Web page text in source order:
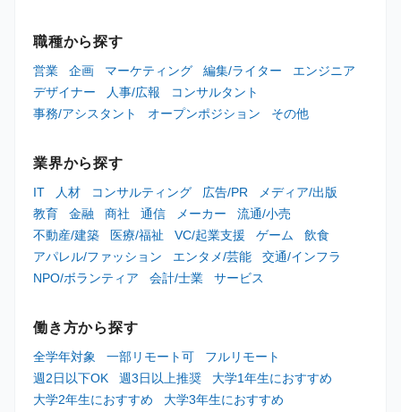
職種から探す
営業 企画 マーケティング 編集/ライター
エンジニア
デザイナー
人事/広報
コンサルタント
事務/アシスタント
オープンポジション その他
業界から探す
IT 人材 コンサルティング 広告/PR
メディア/出版
教育
金融 商社 通信 メーカー
流通/小売
不動産/建築
医療/福祉 VC/起業支援 ゲーム
飲食
アパレル/ファッション
エンタメ/芸能
交通/インフラ
NPO/ボランティア
会計/士業 サービス
働き方から探す
全学年対象 一部リモート可
フルリモート
週2日以下OK
週3日以上推奨
大学1年生におすすめ
大学2年生におすすめ
大学3年生におすすめ